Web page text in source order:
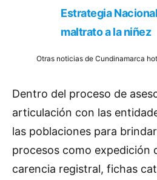
Estrategia
maltrato a la niñez
Otras noticias de Cundinamarca
Dentro del proceso de
articulación con las
las poblaciones para
procesos como expedición
carencia registral, fichas